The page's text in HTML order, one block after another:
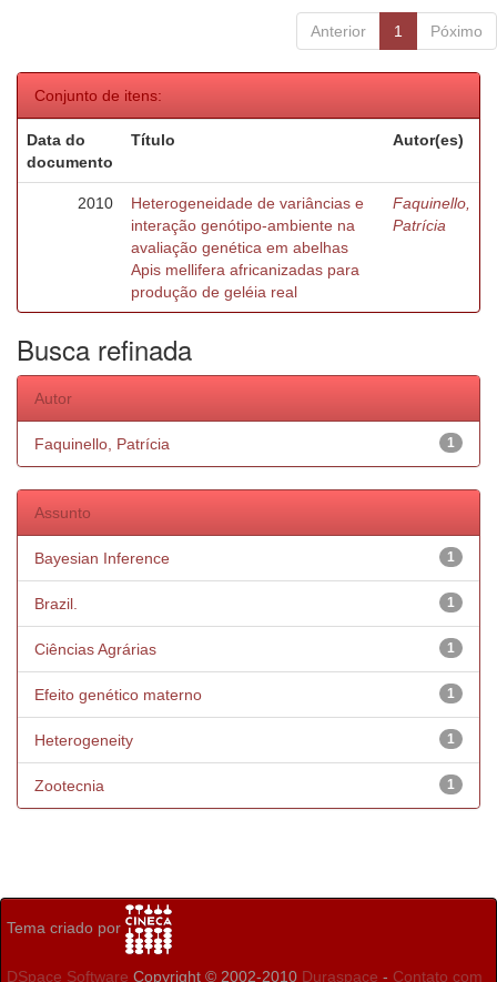
Anterior 1 Póximo
Conjunto de itens:
Data do
documento
Título Autor(es)
2010
Heterogeneidade de variâncias e
interação genótipo-ambiente na
avaliação genética em abelhas
Apis mellifera africanizadas para
produção de geléia real
Faquinello,
Patrícia
Busca refinada
Autor
1
Faquinello, Patrícia
Assunto
1
Bayesian Inference
1
Brazil.
1
Ciências Agrárias
1
Efeito genético materno
1
Heterogeneity
1
Zootecnia
Tema criado por
DSpace Software Copyright © 2002-2010 Duraspace - Contato com